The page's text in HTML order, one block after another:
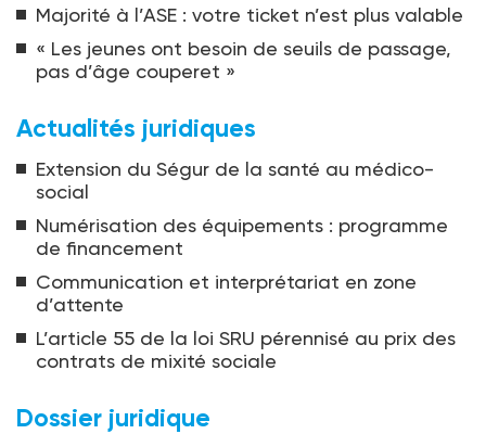
Majorité à l’ASE : votre ticket n’est plus valable
« Les jeunes ont besoin de seuils de passage,
pas d’âge couperet »
Actualités juridiques
Extension du Ségur de la santé au médico-
social
Numérisation des équipements : programme
de financement
Communication et interprétariat en zone
d’attente
L’article 55 de la loi SRU pérennisé au prix des
contrats de mixité sociale
Dossier juridique